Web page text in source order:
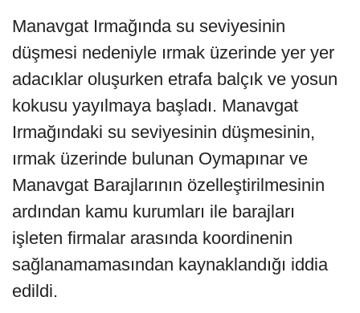
Manavgat Irmağında su seviyesinin
düşmesi nedeniyle ırmak üzerinde yer yer
adacıklar oluşurken etrafa balçık ve yosun
kokusu yayılmaya başladı. Manavgat
Irmağındaki su seviyesinin düşmesinin,
ırmak üzerinde bulunan Oymapınar ve
Manavgat Barajlarının özelleştirilmesinin
ardından kamu kurumları ile barajları
işleten firmalar arasında koordinenin
sağlanamamasından kaynaklandığı iddia
edildi.